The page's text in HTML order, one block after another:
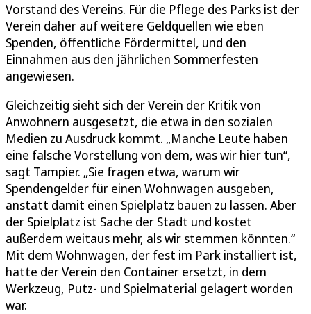
Vorstand des Vereins. Für die Pflege des Parks ist der
Verein daher auf weitere Geldquellen wie eben
Spenden, öffentliche Fördermittel, und den
Einnahmen aus den jährlichen Sommerfesten
angewiesen.
Gleichzeitig sieht sich der Verein der Kritik von
Anwohnern ausgesetzt, die etwa in den sozialen
Medien zu Ausdruck kommt. „Manche Leute haben
eine falsche Vorstellung von dem, was wir hier tun“,
sagt Tampier. „Sie fragen etwa, warum wir
Spendengelder für einen Wohnwagen ausgeben,
anstatt damit einen Spielplatz bauen zu lassen. Aber
der Spielplatz ist Sache der Stadt und kostet
außerdem weitaus mehr, als wir stemmen könnten.“
Mit dem Wohnwagen, der fest im Park installiert ist,
hatte der Verein den Container ersetzt, in dem
Werkzeug, Putz- und Spielmaterial gelagert worden
war.